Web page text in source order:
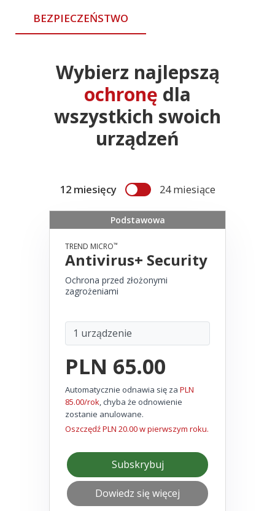
BEZPIECZEŃSTWO
Wybierz najlepszą
ochronę dla
wszystkich swoich
urządzeń
12 miesięcy 24 miesiące
Podstawowa
TREND MICRO™
Antivirus+ Security
Ochrona przed złożonymi
zagrożeniami
PLN 65.00
Automatycznie odnawia się za PLN
85.00/rok, chyba że odnowienie
zostanie anulowane.
Oszczędź PLN 20.00 w pierwszym roku.
Subskrybuj
Dowiedz się więcej